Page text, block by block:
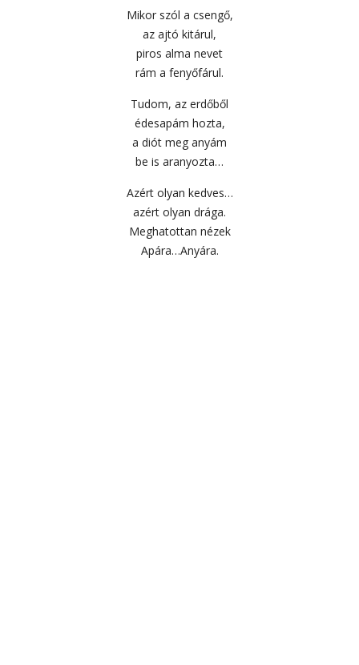
Mikor szól a csengő,
az ajtó kitárul,
piros alma nevet
rám a fenyőfárul.
Tudom, az erdőből
édesapám hozta,
a diót meg anyám
be is aranyozta…
Azért olyan kedves…
azért olyan drága.
Meghatottan nézek
Apára…Anyára.